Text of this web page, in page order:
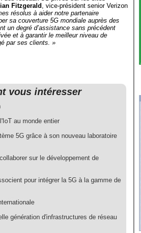
Fitzgerald , vice-président senior Verizon
résolus à aider notre partenaire
sa couverture 5G mondiale auprès des
un degré d’assistance sans précédent
et à garantir le meilleur niveau de
par ses clients. »
vous intéresser
au monde entier
5G grâce à son nouveau laboratoire
sur le développement de
pour intégrer la 5G à la gamme de
génération d'infrastructures de réseau